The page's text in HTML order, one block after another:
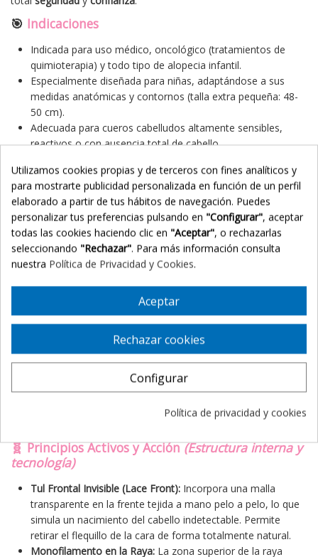
🎯 Indicaciones
Indicada para uso médico, oncológico (tratamientos de
quimioterapia) y todo tipo de alopecia infantil.
Especialmente diseñada para niñas, adaptándose a sus
medidas anatómicas y contornos (talla extra pequeña: 48-
50 cm).
Adecuada para cueros cabelludos altamente sensibles,
reactivos o con ausencia total de cabello.
✨ Beneficios Principales
Aspecto 100% natural y dulce:Su diseño liso y su caída
fluida recrean perfectamente el aspecto y el brillo del
cabello infantil.
Comodidad y ligereza insuperable:Con un peso de solo
105 gramos, no ejerce presión sobre la cabeza de la niña,
evitando dolores o fatiga.
Máxima transpirabilidad:Su estructura interna de tramas
abiertas y costuras finas favorece una ventilación
continua, evitando la acumulación de sudor y el picor.
Efecto "Listo para usar":
La microfibra sintética premium
mantiene su peinado intacto tras los lavados. Solo se lava,
se deja secar al aire y recupera su forma original sin
Libertad de movimiento:Su ajuste ergonómico y seguro
garantiza que la peluca permanezca fija y en su sitio ante
🧬 Principios Activos y Acción(Estructura interna y
tecnología)
Tul Frontal Invisible (Lace Front): Incorpora una malla
transparente en la frente tejida a mano pelo a pelo, lo que
simula un nacimiento del cabello indetectable. Permite
retirar el flequillo de la cara de forma totalmente natural.
Monofilamento en la Raya: La zona superior de la raya
Utilizamos cookies propias y de terceros con fines analíticos y
para mostrarte publicidad personalizada en función de un perfil
elaborado a partir de tus hábitos de navegación. Puedes
personalizar tus preferencias pulsando en "Configurar", aceptar
todas las cookies haciendo clic en "Aceptar", o rechazarlas
seleccionando "Rechazar". Para más información consulta
nuestra Política de Privacidad y Cookies.
Aceptar
Rechazar cookies
Configurar
Política de privacidad y cookies